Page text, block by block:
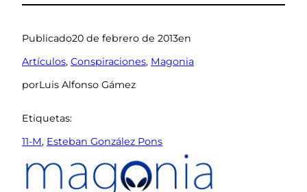
Publicado20 de febrero de 2013en
Artículos, Conspiraciones, Magonia
porLuis Alfonso Gámez
Etiquetas:
11-M, Esteban González Pons